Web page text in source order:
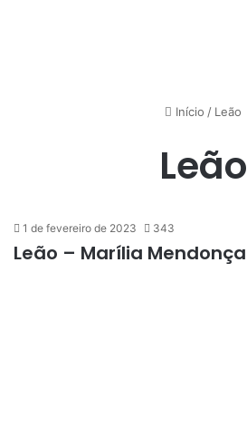
Início / Leão
Leão
1 de fevereiro de 2023 343
Leão – Marília Mendonça